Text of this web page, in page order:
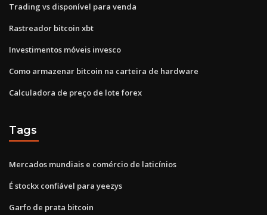
Trading vs disponível para venda
Rastreador bitcoin xbt
Investimentos móveis invesco
Como armazenar bitcoin na carteira de hardware
Calculadora de preço de lote forex
Tags
Mercados mundiais e comércio de laticínios
É stockx confiável para yeezys
Garfo de prata bitcoin